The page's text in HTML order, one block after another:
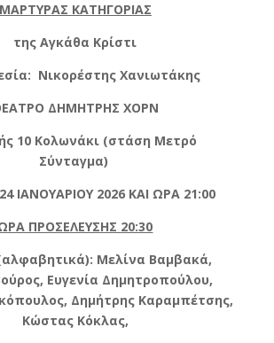
ΜΑΡΤΥΡΑΣ ΚΑΤΗΓΟΡΙΑΣ
της Αγκάθα Κρίστι
Νικορέστης Χανιωτάκης
ΔΗΜΗΤΡΗΣ ΧΟΡΝ
10 Κολωνάκι (στάση Μετρό
Σύνταγμα)
ΙΑΝΟΥΑΡΙΟΥ 2026 ΚΑΙ ΩΡΑ 21:00
ΠΡΟΣΕΛΕΥΣΗΣ 20:30
Μελίνα Βαμβακά,
Ευγενία Δημητροπούλου,
Δημήτρης Καραμπέτσης,
Κώστας Κόκλας,